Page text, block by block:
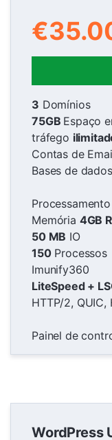
3 Domínios
75GB Espaço
tráfego
Contas de
Bases de
Processamento
Memória 4GB
50 MB IO
150Processos
Imunify360
LiteSpeed +
HTTP/2, QUIC,
Painel de
WordPress